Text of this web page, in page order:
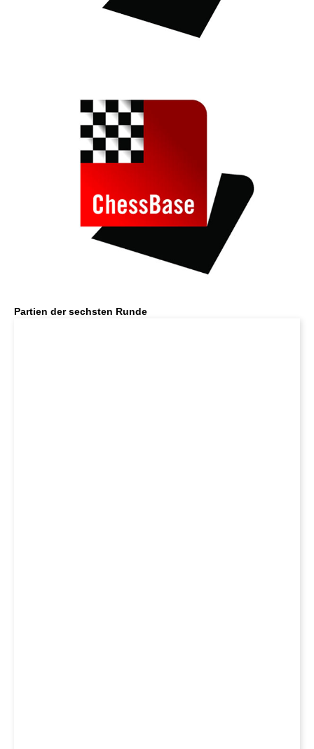
Partien der sechsten Runde